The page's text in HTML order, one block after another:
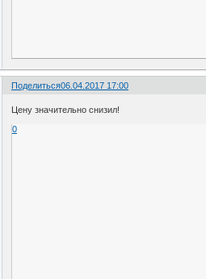
Поделиться06.04.2017 17:00
Цену значительно снизил!
0